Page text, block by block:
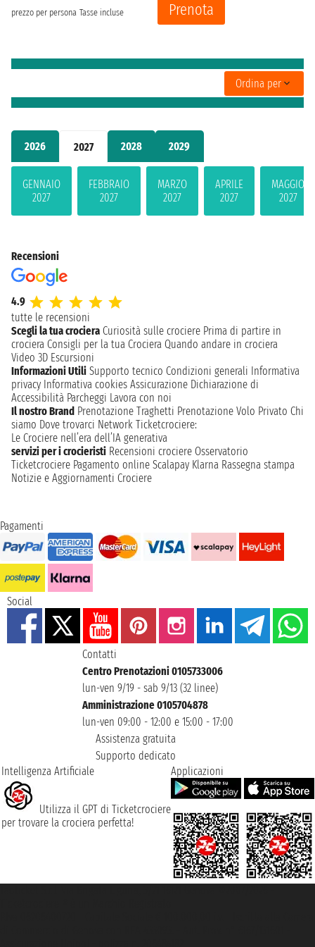
2026 2027 2028 2029
GENNAIO
2027
FEBBRAIO
2027
MARZO
2027
APRILE
2027
MAGGIO
2027
prezzo per persona Tasse incluse Prenota
Ordina per
Recensioni
4.9
tutte le recensioni
Scegli la tua crociera Curiosità sulle crociere Prima di partire in
crociera Consigli per la tua Crociera Quando andare in crociera
Video 3D Escursioni
Informazioni Utili Supporto tecnico Condizioni generali Informativa
privacy Informativa cookies Assicurazione Dichiarazione di
Accessibilità Parcheggi Lavora con noi
Il nostro Brand Prenotazione Traghetti Prenotazione Volo Privato Chi
siamo Dove trovarci Network Ticketcrociere:
Le Crociere nell’era dell’IA generativa
servizi per i crocieristi Recensioni crociere Osservatorio
Ticketcrociere Pagamento online Scalapay Klarna Rassegna stampa
Notizie e Aggiornamenti Crociere
Pagamenti
Social
Contatti
Centro Prenotazioni 0105733006
lun-ven 9/19 - sab 9/13 (32 linee)
Amministrazione 0105704878
lun-ven 09:00 - 12:00 e 15:00 - 17:00
Assistenza gratuita
Supporto dedicato
Intelligenza Artificiale
Utilizza il GPT di Ticketcrociere
per trovare la crociera perfetta!
Applicazioni